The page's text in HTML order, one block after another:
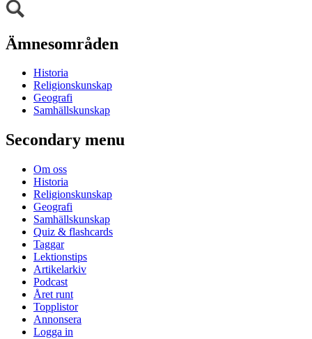
Ämnesområden
Historia
Religionskunskap
Geografi
Samhällskunskap
Secondary menu
Om oss
Historia
Religionskunskap
Geografi
Samhällskunskap
Quiz & flashcards
Taggar
Lektionstips
Artikelarkiv
Podcast
Året runt
Topplistor
Annonsera
Logga in